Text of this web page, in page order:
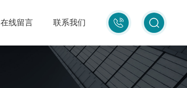
010-
87681080
在线留言 联系我们